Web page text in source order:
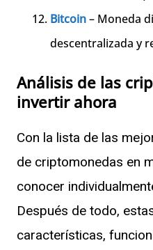
Bitcoin– Moneda
descentralizada y
Análisis de las
invertir ahora
Con la lista de las
de criptomonedas en
conocer
Después de todo,
características,